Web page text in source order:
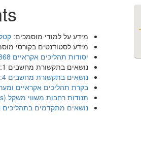
מידע על למודי מוסמכים:
מידע לסטודנטים בקורסי
יסודות תהליכים אקראיים 048868
נושאים בתקשורת מחשבים 1: מודלים ואופטימיזציה של רשתות מחשבים 048846
נושאים בתקשורת מחשבים 4: מודלים סטוכסטיים 048962
בקרת תהליכים אקראיים ומערכות
תנודות רחבות משווי משקל
נושאים מתקדמים בתהליכים אקראיים 1: גבולות דיפוזיה וסטיות גדולות במודלים